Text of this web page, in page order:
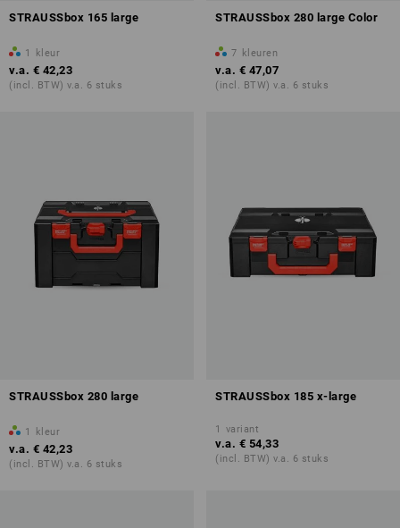
STRAUSSbox 165 large
1 kleur
v.a. € 42,23
(incl. BTW) v.a. 6 stuks
STRAUSSbox 280 large Color
7 kleuren
v.a. € 47,07
(incl. BTW) v.a. 6 stuks
STRAUSSbox 280 large
1 kleur
v.a. € 42,23
(incl. BTW) v.a. 6 stuks
STRAUSSbox 185 x-large
1 variant
v.a. € 54,33
(incl. BTW) v.a. 6 stuks